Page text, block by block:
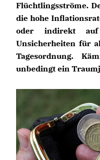
Flüchtlingsströme.
die hohe
oder indirekt
Unsicherheiten für
Tagesordnung.
unbedingt ein